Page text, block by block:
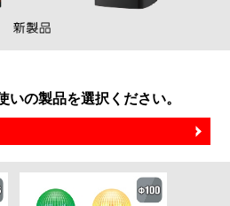
いの製品を選択ください。